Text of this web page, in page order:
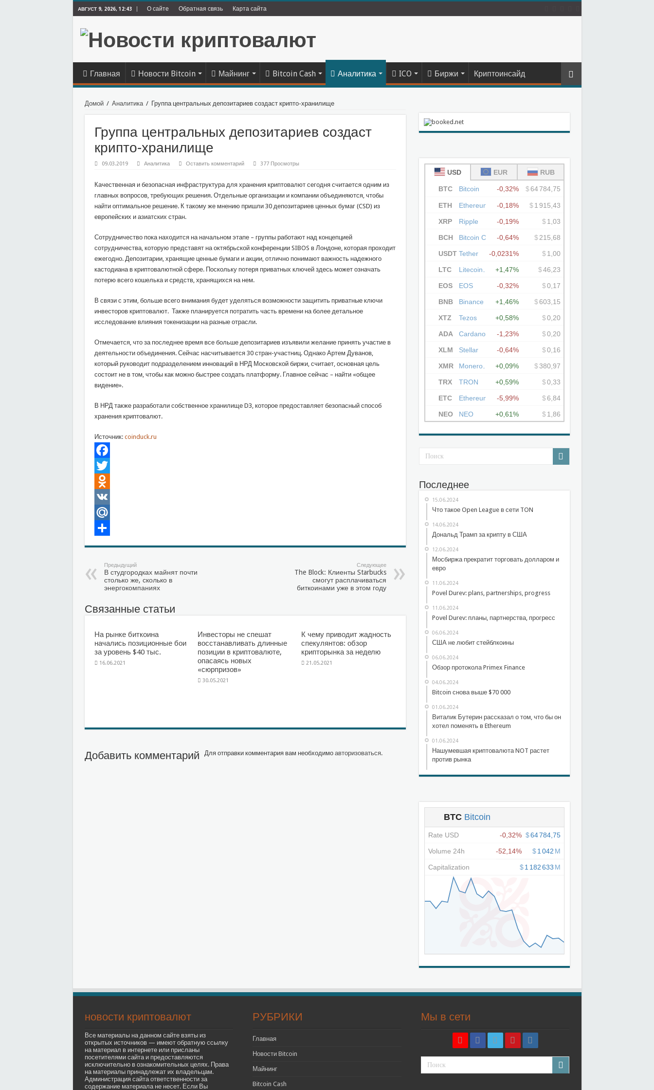
АВГУСТ 9, 2026, 12:43 О сайте Обратная связь Карта сайта
Главная Новости Bitcoin Майнинг Bitcoin Cash Аналитика ICO Биржи Криптоинсайд
Домой / Аналитика / Группа центральных депозитариев создаст крипто-хранилище
Группа центральных депозитариев создаст
крипто-хранилище
09.03.2019 Аналитика Оставить комментарий 377 Просмотры
Качественная и безопасная инфраструктура для хранения криптовалют сегодня считается одним из
главных вопросов, требующих решения. Отдельные организации и компании объединяются, чтобы
найти оптимальное решение. К такому же мнению пришли 30 депозитариев ценных бумаг (CSD) из
европейских и азиатских стран.
Сотрудничество пока находится на начальном этапе – группы работают над концепцией
сотрудничества, которую представят на октябрьской конференции SIBOS в Лондоне, которая проходит
ежегодно. Депозитарии, хранящие ценные бумаги и акции, отлично понимают важность надежного
кастодиана в криптовалютной сфере. Поскольку потеря приватных ключей здесь может означать
потерю всего кошелька и средств, хранящихся на нем.
В связи с этим, больше всего внимания будет уделяться возможности защитить приватные ключи
инвесторов криптовалют. Также планируется потратить часть времени на более детальное
исследование влияния токенизации на разные отрасли.
Отмечается, что за последнее время все больше депозитариев изъявили желание принять участие в
деятельности объединения. Сейчас насчитывается 30 стран-участниц. Однако Артем Дуванов,
который руководит подразделением инноваций в НРД Московской биржи, считает, основная цель
состоит не в том, чтобы как можно быстрее создать платформу. Главное сейчас – найти «общее
видение».
В НРД также разработали собственное хранилище D3, которое предоставляет безопасный способ
хранения криптовалют.
Источник:coinduck.ru
Facebook
Twitter
Odnoklassniki
VK
Mail.Ru
Предыдущий
В студгородках майнят почти
столько же, сколько в
энергокомпаниях
Следующее
The Block: Клиенты Starbucks
смогут расплачиваться
биткоинами уже в этом году
Связанные статьи
На рынке биткоина
начались позиционные бои
за уровень $40 тыс.
16.06.2021
Инвесторы не спешат
восстанавливать длинные
позиции в криптовалюте,
опасаясь новых
«сюрпризов»
30.05.2021
К чему приводит жадность
спекулянтов: обзор
крипторынка за неделю
21.05.2021
Добавить комментарий Для отправки комментария вам необходимо авторизоваться.
Последнее
15.06.2024
Что такое Open League в сети TON
14.06.2024
Дональд Трамп за крипту в США
12.06.2024
Мосбиржа прекратит торговать долларом и
евро
11.06.2024
Povel Durev: plans, partnerships, progress
11.06.2024
Povel Durev: планы, партнерства, прогресс
06.06.2024
США не любит стейблкоины
06.06.2024
Обзор протокола Primex Finance
04.06.2024
Bitcoin снова выше $70 000
01.06.2024
Виталик Бутерин рассказал о том, что бы он
хотел поменять в Ethereum
01.06.2024
Нашумевшая криптовалюта NOT растет
против рынка
новости криптовалют
Все материалы на данном сайте взяты из
открытых источников — имеют обратную ссылку
на материал в интернете или присланы
посетителями сайта и предоставляются
исключительно в ознакомительных целях. Права
на материалы принадлежат их владельцам.
Администрация сайта ответственности за
содержание материала не несет. Если Вы
РУБРИКИ
Главная
Новости Bitcoin
Майнинг
Bitcoin Cash
Мы в сети